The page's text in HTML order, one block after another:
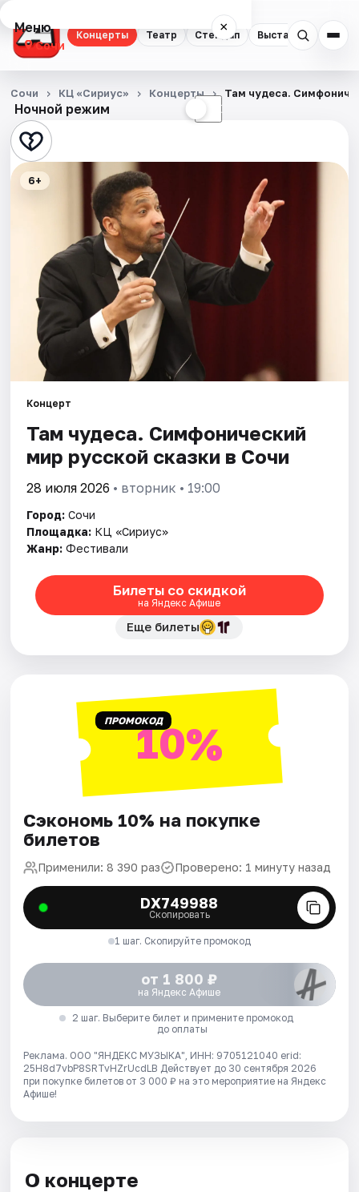
Концерты Театр Стендап Выставки
Меню ×
Сочи
Концерты
Театр
Стендап
Экскурсии
Спорт
События
Города
Площадки
Рейтинги
Ночной режим ☾
Сочи КЦ «Сириус» Концерты Там чудеса.
6+
Концерт
Там чудеса. Симфонический
мир русской сказки в Сочи
28 июля 2026 • вторник • 19:00
Город: Сочи
Площадка: КЦ «Сириус»
Жанр: Фестивали
Билеты со скидкой
на Яндекс Афише
Еще билеты
ПРОМОКОД10%
Сэкономь 10% на покупке
билетов
Применили: 8 390 раз Проверено: 1 минуту назад
DX749988
Скопировать
1 шаг. Скопируйте промокод
от 1 800 ₽
на Яндекс Афише
2 шаг. Выберите билет и примените промокод
до оплаты
Реклама. ООО "ЯНДЕКС МУЗЫКА", ИНН: 9705121040 erid:
25H8d7vbP8SRTvHZrUcdLB Действует до 30 сентября 2026
при покупке билетов от 3 000 ₽ на это мероприятие на Яндекс
Афише!
О концерте